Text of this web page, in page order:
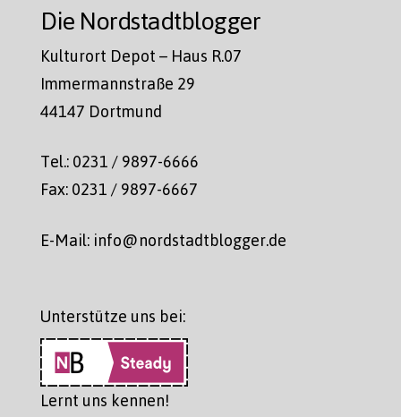
Die Nordstadtblogger
Kulturort Depot – Haus R.07
Immermannstraße 29
44147 Dortmund
Tel.: 0231 / 9897-6666
Fax: 0231 / 9897-6667
E-Mail: info@nordstadtblogger.de
Unterstütze uns bei:
Lernt uns kennen!